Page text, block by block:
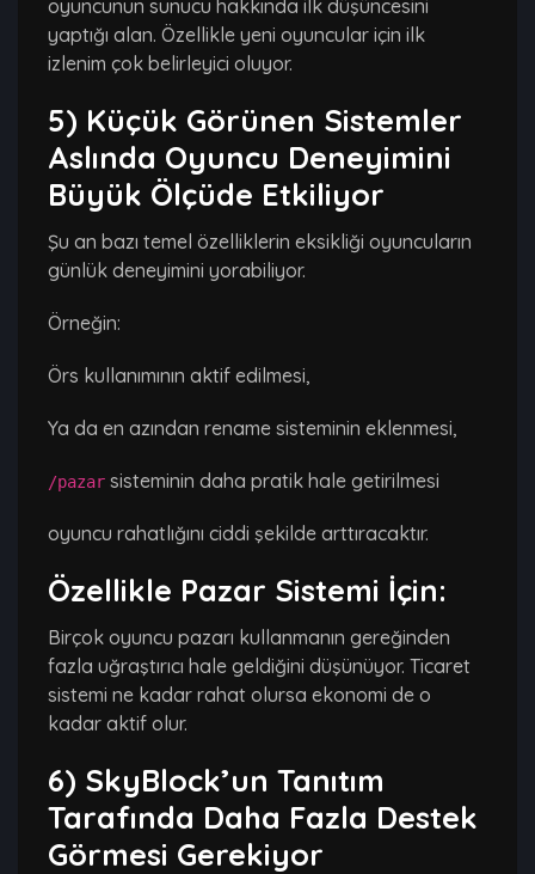
oyuncunun sunucu hakkında ilk düşüncesini
yaptığı alan. Özellikle yeni oyuncular için ilk
izlenim çok belirleyici oluyor.
5) Küçük Görünen Sistemler
Aslında Oyuncu Deneyimini
Büyük Ölçüde Etkiliyor
Şu an bazı temel özelliklerin eksikliği oyuncuların
günlük deneyimini yorabiliyor.
Örneğin:
Örs kullanımının aktif edilmesi,
Ya da en azından rename sisteminin eklenmesi,
/pazar sisteminin daha pratik hale getirilmesi
oyuncu rahatlığını ciddi şekilde arttıracaktır.
Özellikle Pazar Sistemi İçin:
Birçok oyuncu pazarı kullanmanın gereğinden
fazla uğraştırıcı hale geldiğini düşünüyor. Ticaret
sistemi ne kadar rahat olursa ekonomi de o
kadar aktif olur.
6) SkyBlock’un Tanıtım
Tarafında Daha Fazla Destek
Görmesi Gerekiyor